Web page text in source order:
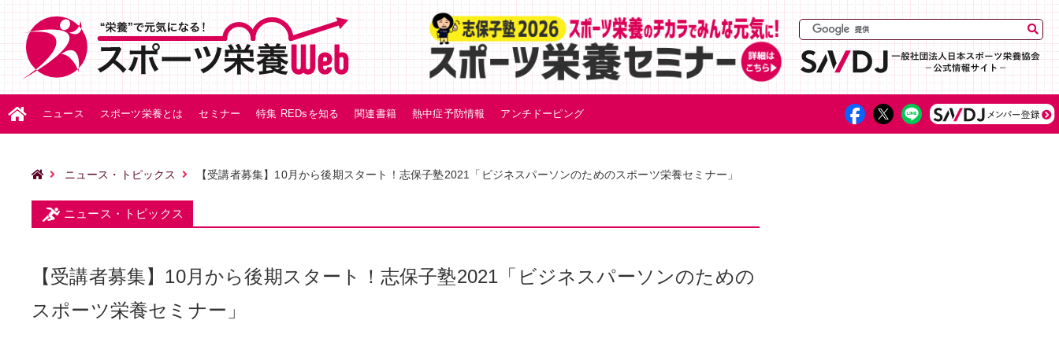
ニュース スポーツ栄養とは セミナー 特集 REDsを知る 関連書籍 熱中症予防情報 アンチドーピング
ニュース・トピックス 【受講者募集】10月から後期スタート！志保子塾2021「ビジネスパーソンのためのスポーツ栄養セミナー」
ニュース・トピックス
【受講者募集】10月から後期スタート！志保子塾2021「ビジネスパーソンのための
スポーツ栄養セミナー」